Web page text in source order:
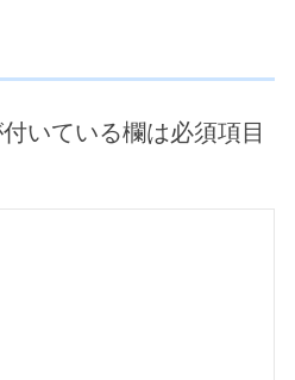
いている欄は必須項目